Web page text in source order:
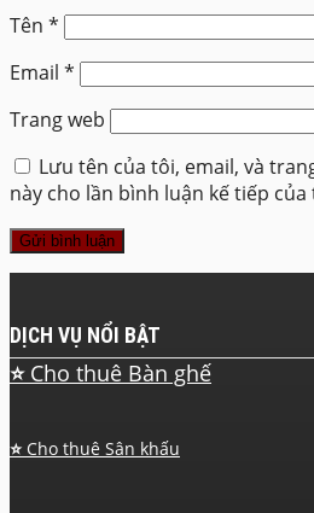
Tên *
Email *
Trang web
Lưu tên của tôi, email, và
này cho lần bình luận kế tiếp của
DỊCH VỤ NỔI BẬT
⭐ Cho thuê Bàn ghế
⭐ Cho thuê Sân khấu